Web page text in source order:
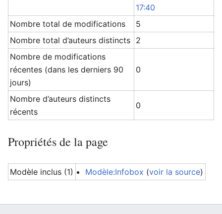
17:40
Nombre total de modifications
5
Nombre total d’auteurs distincts 2
Nombre de modifications
récentes (dans les derniers 90
jours)
0
Nombre d’auteurs distincts
récents
0
Propriétés de la page
Modèle inclus (1) Modèle:Infobox (voir la source)